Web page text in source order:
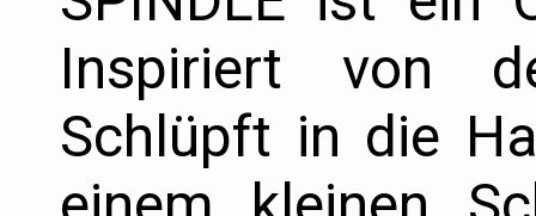
Inspiriert von
Schlüpft in die